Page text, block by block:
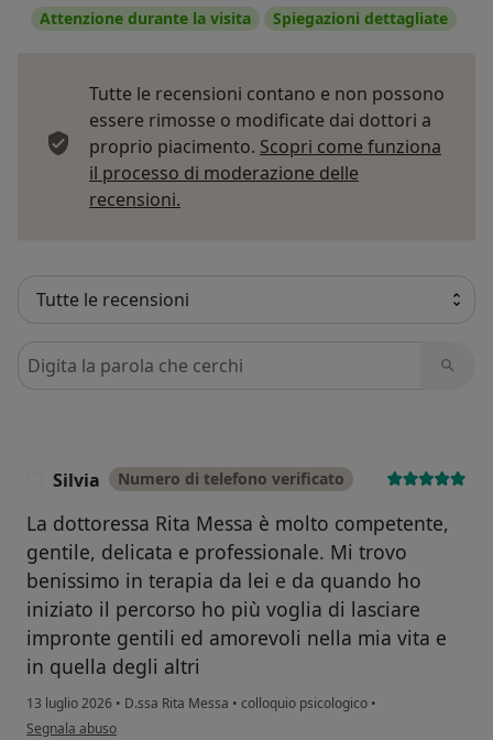
Attenzione durante la visita
Spiegazioni dettagliate
Tutte le recensioni contano e non possono
essere rimosse o modificate dai dottori a
proprio piacimento. Scopri come funziona
il processo di moderazione delle
recensioni.
Cerca nelle recensioni
Silvia Numero di telefono verificato
La dottoressa Rita Messa è molto competente,
gentile, delicata e professionale. Mi trovo
benissimo in terapia da lei e da quando ho
iniziato il percorso ho più voglia di lasciare
impronte gentili ed amorevoli nella mia vita e
in quella degli altri
13 luglio 2026 • D.ssa Rita Messa • colloquio psicologico •
secondo l'opinione dell'utente Silvia
Segnala abuso